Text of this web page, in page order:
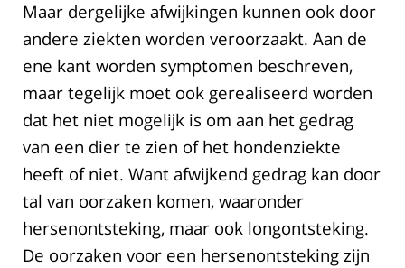
Maar dergelijke afwijkingen kunnen ook door
andere ziekten worden veroorzaakt. Aan de
ene kant worden symptomen beschreven,
maar tegelijk moet ook gerealiseerd worden
dat het niet mogelijk is om aan het gedrag
van een dier te zien of het hondenziekte
heeft of niet. Want afwijkend gedrag kan door
tal van oorzaken komen, waaronder
hersenontsteking, maar ook longontsteking.
De oorzaken voor een hersenontsteking zijn